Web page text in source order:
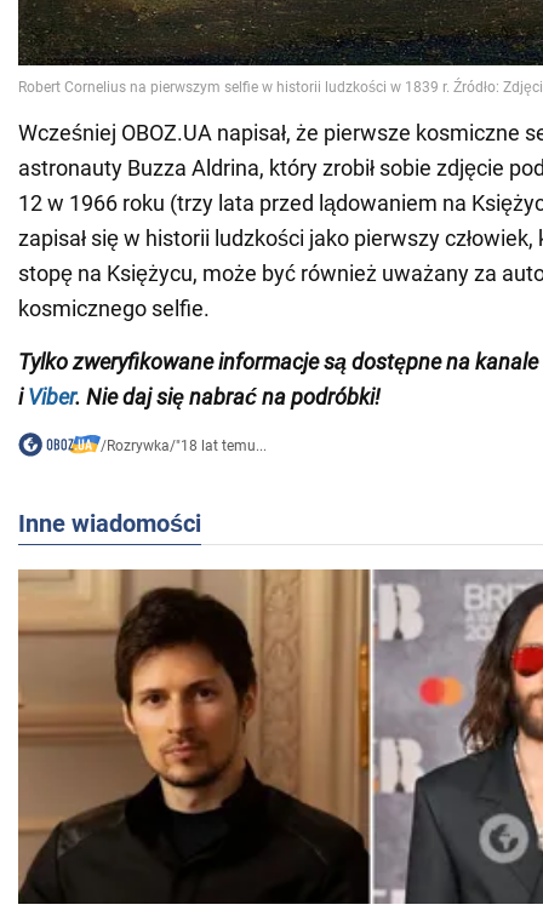
Wcześniej OBOZ.UA napisał, że pierwsze kosmiczne
astronauty Buzza Aldrina, który zrobił sobie zdjęcie
12 w 1966 roku (trzy lata przed lądowaniem na
zapisał się w historii ludzkości jako pierwszy człowiek,
stopę na Księżycu, może być również uważany za
kosmicznego selfie.
Tylko zweryfikowane informacje są dostępne na kanale
iViber. Nie daj się nabrać na podróbki!
/Rozrywka/"18 lat temu...
Inne wiadomości